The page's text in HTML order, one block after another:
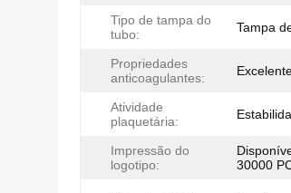
Tipo de tampa do
tubo:
Tampa
Propriedades
anticoagulantes:
Atividade
plaquetária:
Impressão do
logotipo:
30000